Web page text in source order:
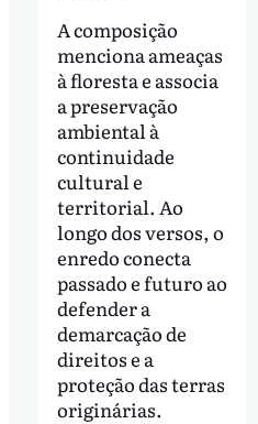
A composição
menciona ameaças
à floresta e associa
a preservação
ambiental à
continuidade
cultural e
territorial. Ao
longo dos versos, o
enredo conecta
passado e futuro ao
defender a
demarcação de
direitos e a
proteção das terras
originárias.